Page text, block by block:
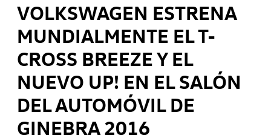
VOLKSWAGEN ESTRENA
MUNDIALMENTE EL T-
CROSS BREEZE Y EL
NUEVO UP! EN EL SALÓN
DEL AUTOMÓVIL DE
GINEBRA 2016